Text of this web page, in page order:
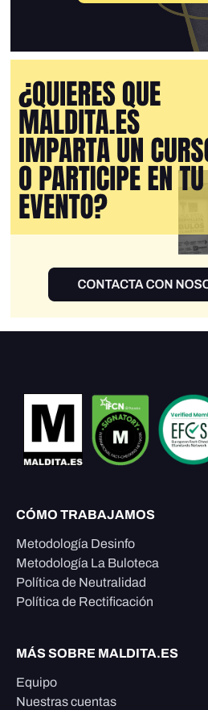
CÓMO TRABAJAMOS
Metodología Desinfo
Metodología La Buloteca
Política de Neutralidad
Política de Rectificación
MÁS SOBRE MALDITA.ES
Equipo
Nuestras cuentas